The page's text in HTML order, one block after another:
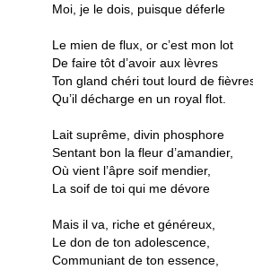
Moi, je le dois, puisque déferle
Le mien de flux, or c’est mon lot
De faire tôt d’avoir aux lèvres
Ton gland chéri tout lourd de
Qu’il décharge en un royal flot.
Lait suprême, divin phosphore
Sentant bon la fleur d’amandier,
Où vient l’âpre soif mendier,
La soif de toi qui me dévore
Mais il va, riche et généreux,
Le don de ton adolescence,
Communiant de ton essence,